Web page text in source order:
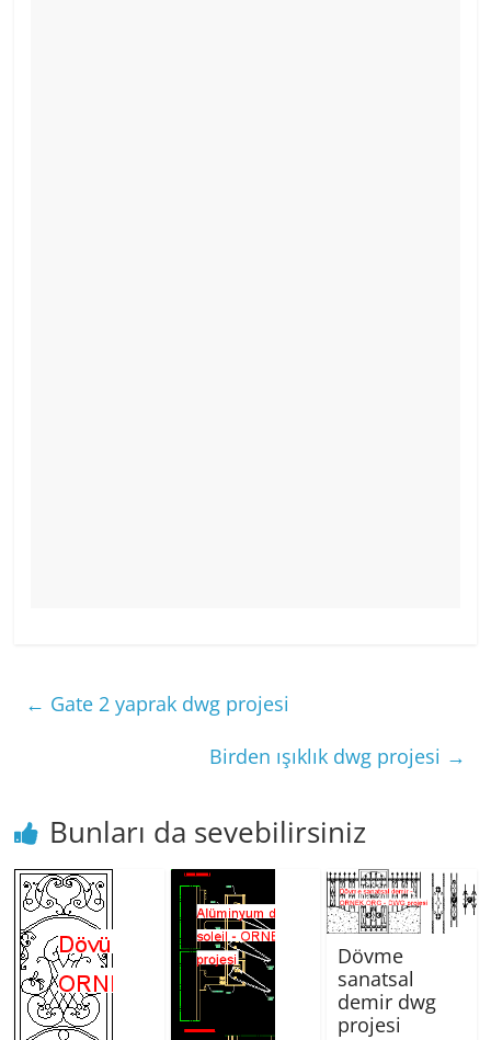
← Gate 2 yaprak dwg projesi
Birden ışıklık dwg projesi →
Bunları da sevebilirsiniz
Dövme
sanatsal
demir dwg
projesi